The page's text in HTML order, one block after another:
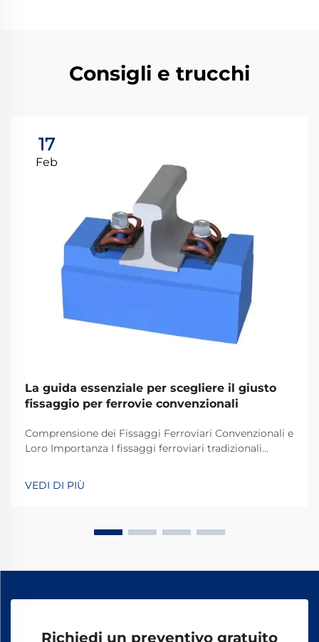
Consigli e trucchi
17
Feb
La guida essenziale per scegliere il giusto
fissaggio per ferrovie convenzionali
Comprensione dei Fissaggi Ferroviari Convenzionali e
Loro Importanza I fissaggi ferroviari tradizionali
stabili e sicuri i binari dei treni per le operazioni
quotidiane. La maggior parte dei sistemi si basa su
VEDI DI PIÙ
Richiedi un preventivo gratuito